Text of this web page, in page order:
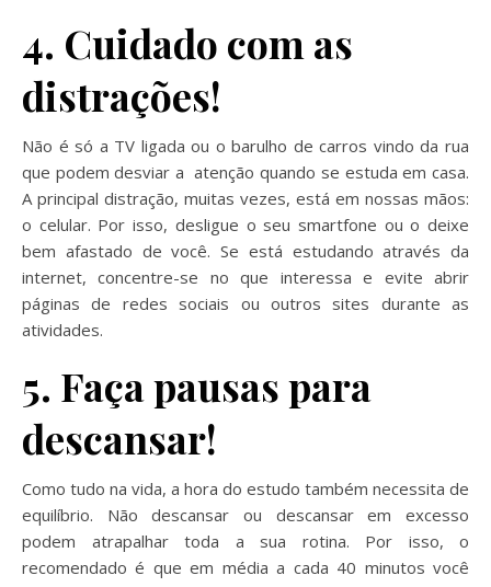
4. Cuidado com as
distrações!
Não é só a TV ligada ou o barulho de carros vindo da rua
que podem desviar a atenção quando se estuda em casa.
A principal distração, muitas vezes, está em nossas mãos:
o celular. Por isso, desligue o seu smartfone ou o deixe
bem afastado de você. Se está estudando através da
internet, concentre-se no que interessa e evite abrir
páginas de redes sociais ou outros sites durante as
atividades.
5. Faça pausas para
descansar!
Como tudo na vida, a hora do estudo também necessita de
equilíbrio. Não descansar ou descansar em excesso
podem atrapalhar toda a sua rotina. Por isso, o
recomendado é que em média a cada 40 minutos você